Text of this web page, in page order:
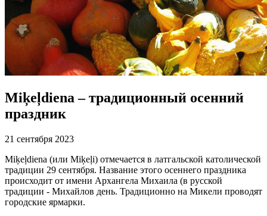
Miķeļdiena – традиционный осенний
праздник
21 сентября 2023
Miķeļdiena (или Miķeļi) отмечается в латгальской католической
традиции 29 сентября. Название этого осеннего праздника
происходит от имени Архангела Михаила (в русской
традиции - Михайлов день. Традиционно на Микели проводят
городские ярмарки.